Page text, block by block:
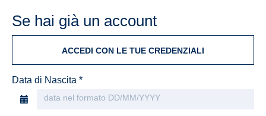
Se hai già un account
ACCEDI CON LE TUE CREDENZIALI
Data di Nascita *